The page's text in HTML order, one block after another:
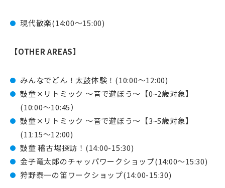
現代散楽(14:00〜15:00)
【OTHER AREAS】
みんなでどん！太鼓体験！(10:00〜12:00)
鼓童×リトミック 〜音で遊ぼう〜【0~2歳対象】
(10:00〜10:45）
鼓童×リトミック 〜音で遊ぼう〜【3~5歳対象】
(11:15〜12:00)
鼓童 稽古場探訪！(14:00-15:30)
金子竜太郎のチャッパワークショップ(14:00〜15:30)
狩野泰一の笛ワークショップ(14:00-15:30)